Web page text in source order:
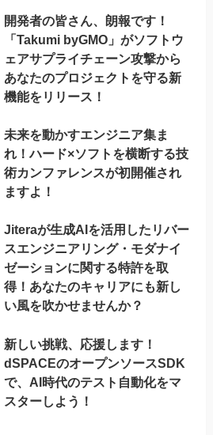
開発者の皆さん、朗報です！
「Takumi byGMO」がソフトウ
ェアサプライチェーン攻撃から
あなたのプロジェクトを守る新
機能をリリース！
未来を動かすエンジニア集ま
れ！ハード×ソフトを横断する技
術カンファレンスが初開催され
ますよ！
Jiteraが生成AIを活用したリバー
スエンジニアリング・モダナイ
ゼーションに関する特許を取
得！あなたのキャリアにも新し
い風を吹かせませんか？
新しい挑戦、応援します！
dSPACEのオープンソースSDK
で、AI時代のテスト自動化をマ
スターしよう！